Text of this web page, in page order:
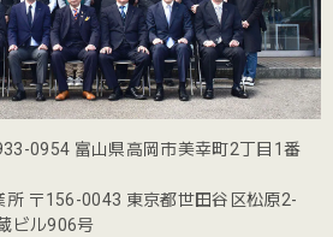
0954 富山県高岡市美幸町2丁目1番
所 〒156-0043 東京都世田谷区松原2-
ビル906号